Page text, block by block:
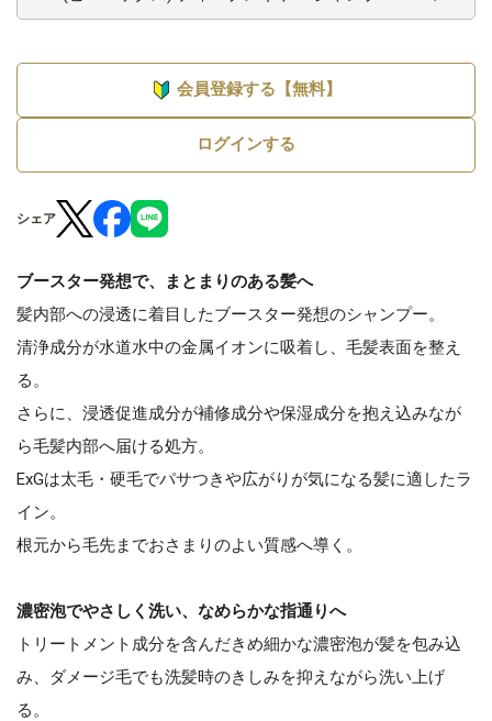
会員登録する【無料】
ログインする
シェア
ブースター発想で、まとまりのある髪へ
髪内部への浸透に着目したブースター発想のシャンプー。
清浄成分が水道水中の金属イオンに吸着し、毛髪表面を整え
る。
さらに、浸透促進成分が補修成分や保湿成分を抱え込みなが
ら毛髪内部へ届ける処方。
ExGは太毛・硬毛でパサつきや広がりが気になる髪に適したラ
イン。
根元から毛先までおさまりのよい質感へ導く。
濃密泡でやさしく洗い、なめらかな指通りへ
トリートメント成分を含んだきめ細かな濃密泡が髪を包み込
み、ダメージ毛でも洗髪時のきしみを抑えながら洗い上げ
る。